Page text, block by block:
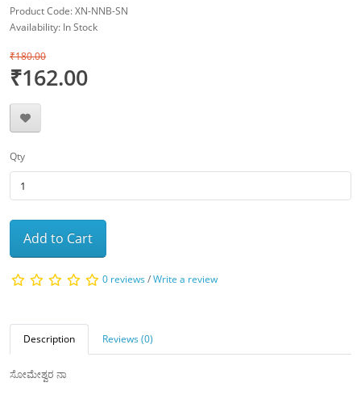
Product Code: XN-NNB-SN
Availability: In Stock
₹180.00
₹162.00
Qty
Add to Cart
0 reviews/Write a review
Description Reviews (0)
ಸೋಮೇಶ್ವರ ನಾ